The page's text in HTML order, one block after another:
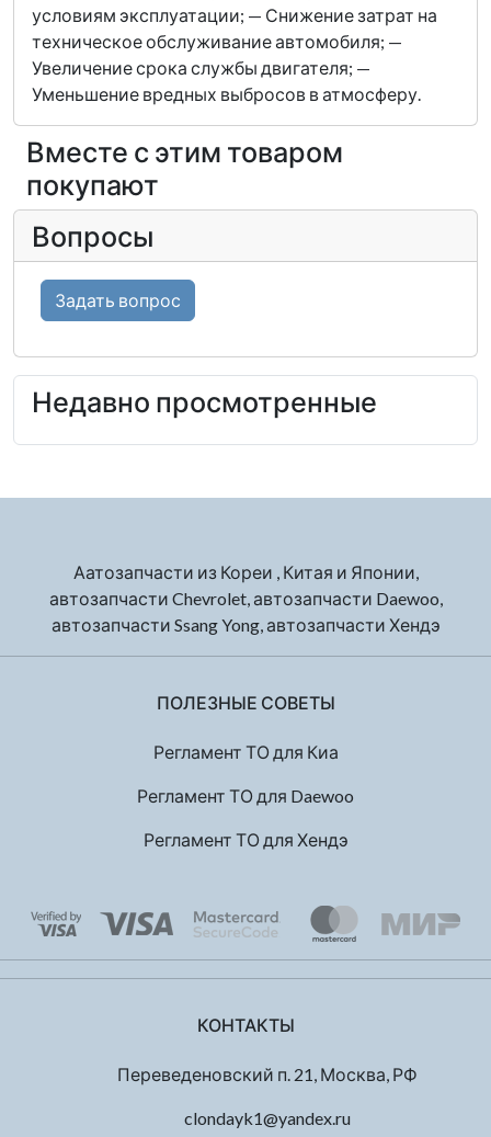
условиям эксплуатации; — Снижение затрат на
техническое обслуживание автомобиля; —
Увеличение срока службы двигателя; —
Уменьшение вредных выбросов в атмосферу.
Вместе с этим товаром
покупают
Вопросы
Задать вопрос
Недавно просмотренные
Аатозапчасти из Кореи , Китая и Японии,
автозапчасти Chevrolet, автозапчасти Daewoo,
автозапчасти Ssang Yong, автозапчасти Хендэ
ПОЛЕЗНЫЕ СОВЕТЫ
Регламент ТО для Киа
Регламент ТО для Daewoo
Регламент ТО для Хендэ
КОНТАКТЫ
Переведеновский п. 21, Москва, РФ
clondayk1@yandex.ru